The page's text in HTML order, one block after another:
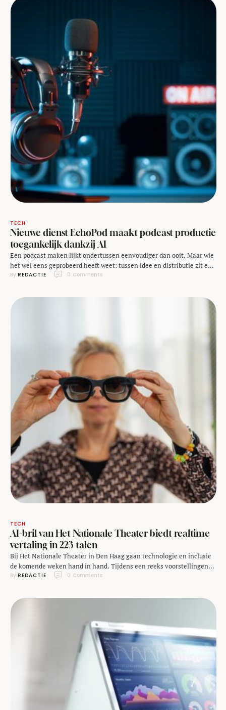
details. Samsung pakt die details …
TECH
Nieuwe dienst EchoPod maakt podcast productie
toegankelijk dankzij AI
Een podcast maken lijkt ondertussen eenvoudiger dan ooit. Maar wie
het wel eens geprobeerd heeft weet: tussen idee en distributie zit een
wereld van planning, techniek en tijd. Daar probeert het nieuwe
brengen. De dienst, die eerder deze week live ging, positioneert zich
als een …
By REDACTIE 0 Comments
TECH
AI-bril van Het Nationale Theater biedt realtime
vertaling in 223 talen
Bij Het Nationale Theater in Den Haag gaan technologie en inclusie
de komende weken hand in hand. Tijdens een reeks voorstellingen
test het gezelschap een innovatieve AI-oplossing: automatische
Theater hun voorstellingen toegankelijk maken voor doven en
slechthorenden en bezoekers die de gesproken taal op het podium
By REDACTIE 0 Comments